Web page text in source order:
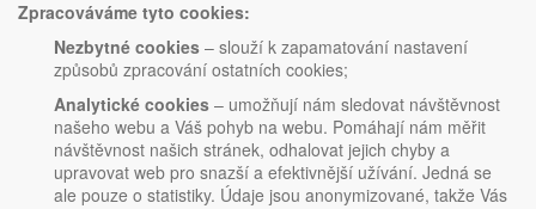
Zpracováváme tyto cookies:
Nezbytné cookies – slouží k zapamatování nastavení
způsobů zpracování ostatních cookies;
Analytické cookies – umožňují nám sledovat návštěvnost
našeho webu a Váš pohyb na webu. Pomáhají nám měřit
návštěvnost našich stránek, odhalovat jejich chyby a
upravovat web pro snazší a efektivnější užívání. Jedná se
ale pouze o statistiky. Údaje jsou anonymizované, takže Vás